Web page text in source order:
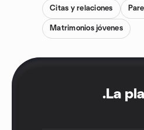
Citas y relaciones
Matrimonios jóvenes
. La